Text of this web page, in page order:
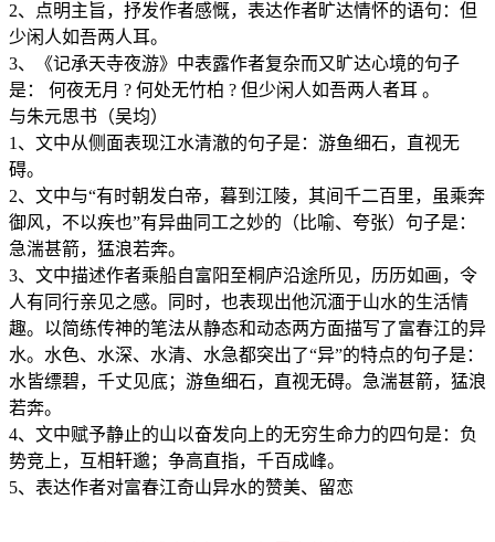
2、点明主旨，抒发作者感慨，表达作者旷达情怀的语句：但
少闲人如吾两人耳。
3、《记承天寺夜游》中表露作者复杂而又旷达心境的句子
是： 何夜无月 ? 何处无竹柏 ? 但少闲人如吾两人者耳 。
与朱元思书（吴均）
1、文中从侧面表现江水清澈的句子是：游鱼细石，直视无
碍。
2、文中与“有时朝发白帝，暮到江陵，其间千二百里，虽乘奔
御风，不以疾也”有异曲同工之妙的（比喻、夸张）句子是：
急湍甚箭，猛浪若奔。
3、文中描述作者乘船自富阳至桐庐沿途所见，历历如画，令
人有同行亲见之感。同时，也表现出他沉湎于山水的生活情
趣。以简练传神的笔法从静态和动态两方面描写了富春江的异
水。水色、水深、水清、水急都突出了“异”的特点的句子是：
水皆缥碧，千丈见底；游鱼细石，直视无碍。急湍甚箭，猛浪
若奔。
4、文中赋予静止的山以奋发向上的无穷生命力的四句是：负
势竞上，互相轩邈；争高直指，千百成峰。
5、表达作者对富春江奇山异水的赞美、留恋